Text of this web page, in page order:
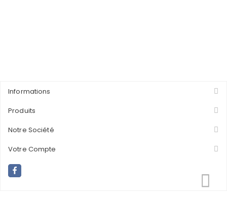
Informations
Produits
Notre Société
Votre Compte